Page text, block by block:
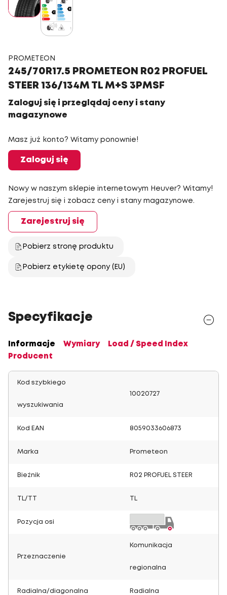
PROMETEON
245/70R17.5 PROMETEON R02 PROFUEL
STEER 136/134M TL M+S 3PMSF
Zaloguj się i przeglądaj ceny i stany
magazynowe
Masz już konto? Witamy ponownie!
Zaloguj się
Nowy w naszym sklepie internetowym Heuver? Witamy!
Zarejestruj się i zobacz ceny i stany magazynowe.
Zarejestruj się
Pobierz stronę produktu
Pobierz etykietę opony (EU)
Specyfikacje
Informacje Wymiary
Load / Speed Index
Producent
Kod szybkiego
wyszukiwania
10020727
Kod EAN 8059033606873
Marka Prometeon
Bieżnik R02 PROFUEL STEER
TL/TT
Pozycja osi
Przeznaczenie
Komunikacja
regionalna
Radialna/diagonalna Radialna